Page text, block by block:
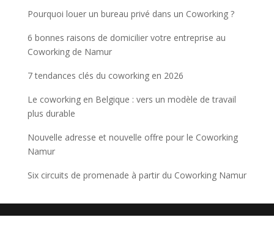
Pourquoi louer un bureau privé dans un Coworking ?
6 bonnes raisons de domicilier votre entreprise au
Coworking de Namur
7 tendances clés du coworking en 2026
Le coworking en Belgique : vers un modèle de travail
plus durable
Nouvelle adresse et nouvelle offre pour le Coworking
Namur
Six circuits de promenade à partir du Coworking Namur